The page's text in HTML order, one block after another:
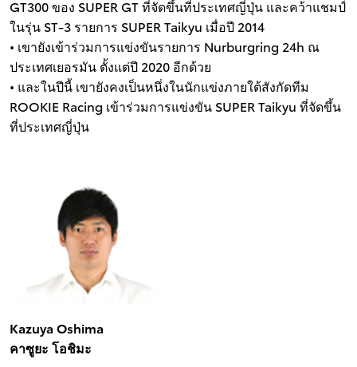
GT300 ของ SUPER GT ที่จัดขึ้นที่ประเทศญี่ปุ่น และคว้าแชมป์
ในรุ่น ST-3 รายการ SUPER Taikyu เมื่อปี 2014
• เขายังเข้าร่วมการแข่งขันรายการ Nurburgring 24h ณ
ประเทศเยอรมัน ตั้งแต่ปี 2020 อีกด้วย
• และในปีนี้ เขายังคงเป็นหนึ่งในนักแข่งภายใต้สังกัดทีม
ROOKIE Racing เข้าร่วมการแข่งขัน SUPER Taikyu ที่จัดขึ้น
ที่ประเทศญี่ปุ่น
Kazuya Oshima
คาซูยะ โอชิมะ